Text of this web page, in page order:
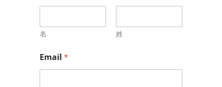
名 姓
Email *